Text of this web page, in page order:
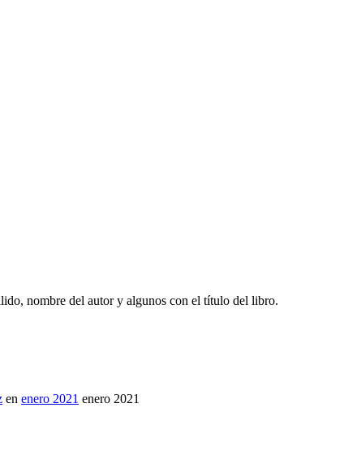
nombre del autor y algunos con el título del libro.
en enero 2021 enero 2021